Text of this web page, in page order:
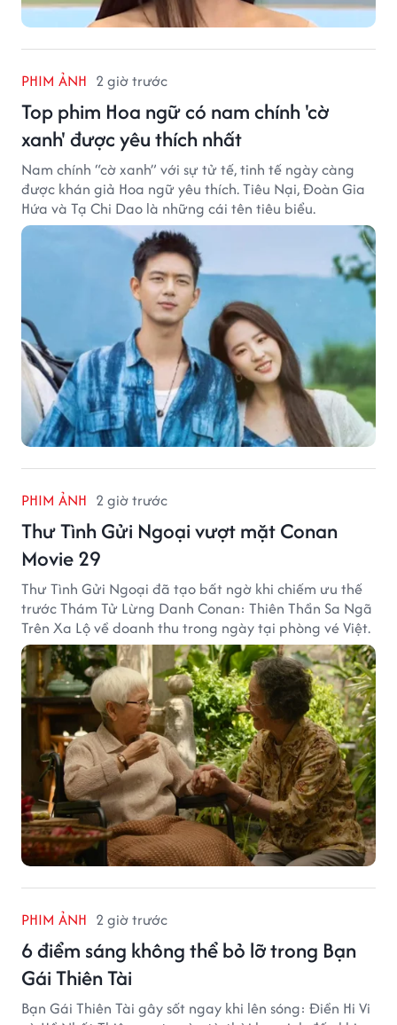
PHIM ẢNH 2 giờ trước
Top phim Hoa ngữ có nam chính 'cờ
xanh' được yêu thích nhất
Nam chính “cờ xanh” với sự tử tế, tinh tế ngày càng
được khán giả Hoa ngữ yêu thích. Tiêu Nại, Đoàn Gia
Hứa và Tạ Chi Dao là những cái tên tiêu biểu.
PHIM ẢNH 2 giờ trước
Thư Tình Gửi Ngoại vượt mặt Conan
Movie 29
Thư Tình Gửi Ngoại đã tạo bất ngờ khi chiếm ưu thế
trước Thám Tử Lừng Danh Conan: Thiên Thần Sa Ngã
Trên Xa Lộ về doanh thu trong ngày tại phòng vé Việt.
PHIM ẢNH 2 giờ trước
6 điểm sáng không thể bỏ lỡ trong Bạn
Gái Thiên Tài
Bạn Gái Thiên Tài gây sốt ngay khi lên sóng: Điền Hi Vi